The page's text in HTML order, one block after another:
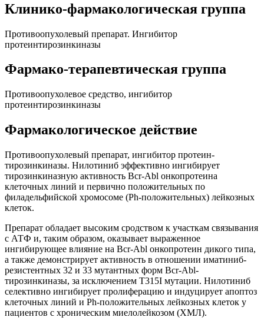
Клинико-фармакологическая группа
Противоопухолевый препарат. Ингибитор
протеинтирозинкиназы
Фармако-терапевтическая группа
Противоопухолевое средство, ингибитор
протеинтирозинкиназы
Фармакологическое действие
Противоопухолевый препарат, ингибитор протеин-
тирозинкиназы. Нилотиниб эффективно ингибирует
тирозинкиназную активность Bcr-Abl онкопротеина
клеточных линий и первично положительных по
филадельфийской хромосоме (Ph-положительных) лейкозных
клеток.
Препарат обладает высоким сродством к участкам связывания
с АТФ и, таким образом, оказывает выраженное
ингибирующее влияние на Bcr-Abl онкопротеин дикого типа,
а также демонстрирует активность в отношении иматиниб-
резистентных 32 и 33 мутантных форм Bcr-Abl-
тирозинкиназы, за исключением T315I мутации. Нилотиниб
селективно ингибирует пролиферацию и индуцирует апоптоз
клеточных линий и Ph-положительных лейкозных клеток у
пациентов с хроническим миелолейкозом (ХМЛ).